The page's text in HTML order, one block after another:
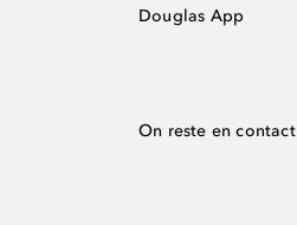
Douglas App
On reste en contact